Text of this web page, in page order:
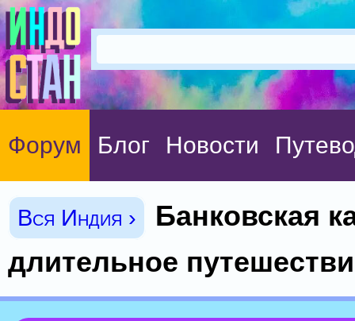
Форум Блог Новости
Вся Индия ›
Банковская
длительное